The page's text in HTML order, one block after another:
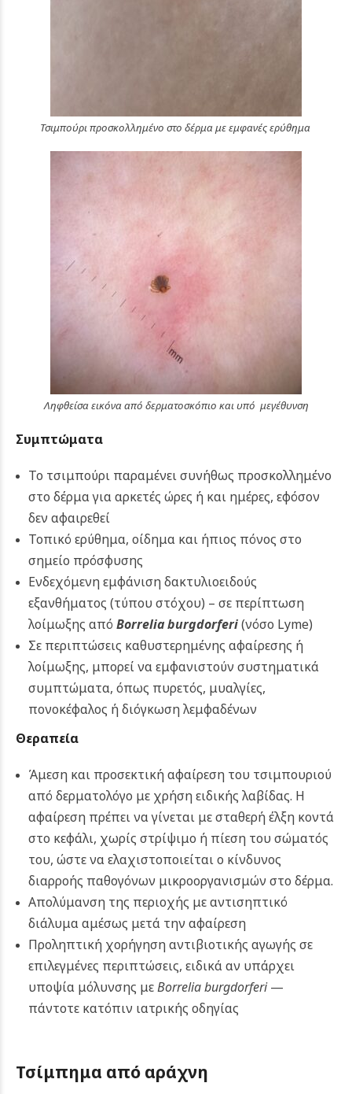
Τσιμπούρι προσκολλημένο στο δέρμα με εμφανές ερύθημα
Ληφθείσα εικόνα από δερματοσκόπιο και υπό μεγέθυνση
Συμπτώματα
Το τσιμπούρι παραμένει συνήθως προσκολλημένο
στο δέρμα για αρκετές ώρες ή και ημέρες, εφόσον
δεν αφαιρεθεί
Τοπικό ερύθημα, οίδημα και ήπιος πόνος στο
σημείο πρόσφυσης
Ενδεχόμενη εμφάνιση δακτυλιοειδούς
εξανθήματος (τύπου στόχου) – σε περίπτωση
λοίμωξης από Borrelia burgdorferi(νόσο Lyme)
Σε περιπτώσεις καθυστερημένης αφαίρεσης ή
λοίμωξης, μπορεί να εμφανιστούν συστηματικά
συμπτώματα, όπως πυρετός, μυαλγίες,
πονοκέφαλος ή διόγκωση λεμφαδένων
Θεραπεία
Άμεση και προσεκτική αφαίρεση του τσιμπουριού
από δερματολόγο με χρήση ειδικής λαβίδας. Η
αφαίρεση πρέπει να γίνεται με σταθερή έλξη κοντά
στο κεφάλι, χωρίς στρίψιμο ή πίεση του σώματός
του, ώστε να ελαχιστοποιείται ο κίνδυνος
διαρροής παθογόνων μικροοργανισμών στο δέρμα.
Απολύμανση της περιοχής με αντισηπτικό
διάλυμα αμέσως μετά την αφαίρεση
Προληπτική χορήγηση αντιβιοτικής αγωγής σε
επιλεγμένες περιπτώσεις, ειδικά αν υπάρχει
υποψία μόλυνσης μεBorrelia burgdorferi—
πάντοτε κατόπιν ιατρικής οδηγίας
Τσίμπημα από αράχνη